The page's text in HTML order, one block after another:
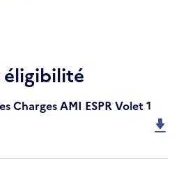
éligibilité
Charges AMI ESPR Volet 1